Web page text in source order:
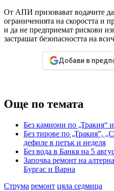
От АПИ призовават водачите
ограниченията на скоростта и
и да не предприемат рискови
застрашат безопасността на
Добави в
Още по темата
Без камиони по „Тракия“
Без тирове по „Тракия”,
дефиле в петък и неделя
Без вода в Банкя на 5
Започва ремонт на
Бургас и Варна
Струма ремонт цяла седмица